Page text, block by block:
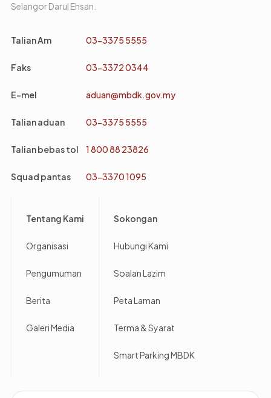
Selangor Darul Ehsan.
Talian Am 03-3375 5555
Faks 03-3372 0344
E-mel aduan@mbdk.gov.my
Talian aduan 03-3375 5555
Talian bebas tol 1 800 88 23826
Squad pantas 03-3370 1095
Tentang Kami
Organisasi
Pengumuman
Berita
Galeri Media
Sokongan
Hubungi Kami
Soalan Lazim
Peta Laman
Terma & Syarat
Smart Parking MBDK